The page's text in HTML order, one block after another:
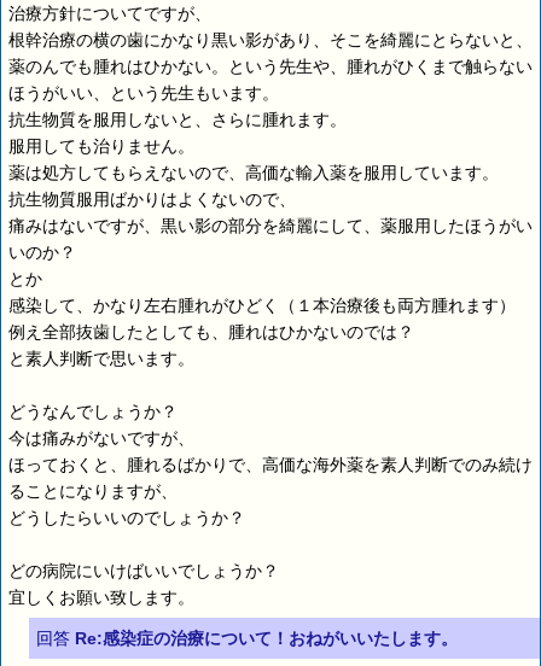
治療方針についてですが、
根幹治療の横の歯にかなり黒い影があり、そこを綺麗にとらないと、
薬のんでも腫れはひかない。という先生や、腫れがひくまで触らない
ほうがいい、という先生もいます。
抗生物質を服用しないと、さらに腫れます。
服用しても治りません。
薬は処方してもらえないので、高価な輸入薬を服用しています。
抗生物質服用ばかりはよくないので、
痛みはないですが、黒い影の部分を綺麗にして、薬服用したほうがい
いのか？
とか
感染して、かなり左右腫れがひどく（１本治療後も両方腫れます）
例え全部抜歯したとしても、腫れはひかないのでは？
と素人判断で思います。
どうなんでしょうか？
今は痛みがないですが、
ほっておくと、腫れるばかりで、高価な海外薬を素人判断でのみ続け
ることになりますが、
どうしたらいいのでしょうか？
どの病院にいけばいいでしょうか？
宜しくお願い致します。
回答 Re:感染症の治療について！おねがいいたします。